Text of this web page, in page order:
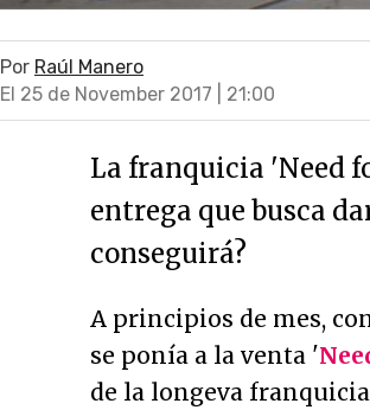
Por Raúl Manero
El 25 de November 2017 | 21:00
La franquicia 'Need
entrega que busca
conseguirá?
A principios de mes,
se ponía a la venta '
de la longeva